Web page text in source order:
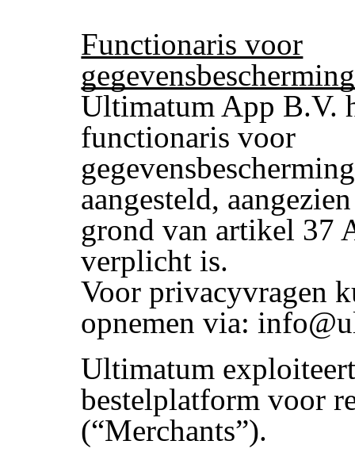
Functionaris voor
gegevensbescherming
Ultimatum App B.V.
functionaris voor
aangesteld,
grond van artikel 37
verplicht is.
Voor privacyvragen
opnemen via:
Ultimatum
bestelplatform voor
(“Merchants”).